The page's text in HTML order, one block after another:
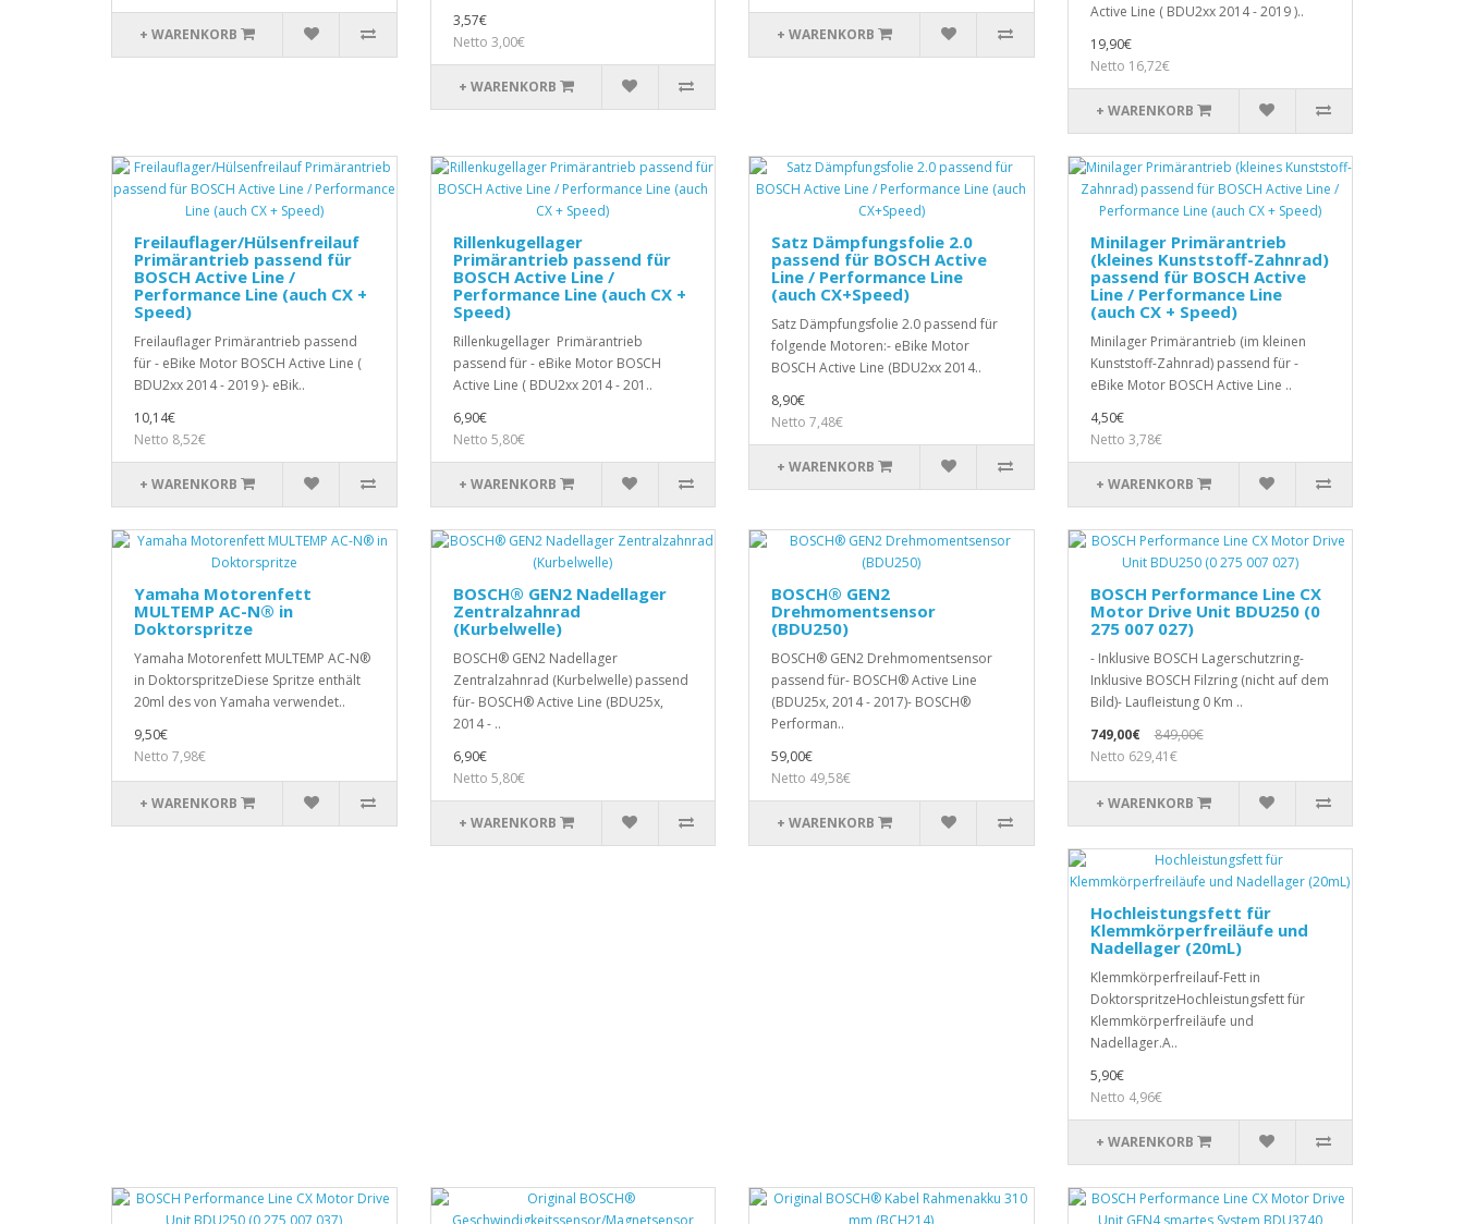
+ WARENKORB
3,57€
Netto 3,00€
+ WARENKORB
+ WARENKORB
Active Line ( BDU2xx 2014 - 2019 )..
19,90€
Netto 16,72€
+ WARENKORB
Freilauflager/Hülsenfreilauf
Primärantrieb passend für
BOSCH Active Line /
Performance Line (auch CX +
Speed)
Freilauflager Primärantrieb passend
für - eBike Motor BOSCH Active Line (
BDU2xx 2014 - 2019 )- eBik..
10,14€
Netto 8,52€
+ WARENKORB
Rillenkugellager
Primärantrieb passend für
BOSCH Active Line /
Performance Line (auch CX +
Speed)
Rillenkugellager Primärantrieb
passend für - eBike Motor BOSCH
Active Line ( BDU2xx 2014 - 201..
6,90€
Netto 5,80€
+ WARENKORB
Satz Dämpfungsfolie 2.0
passend für BOSCH Active
Line / Performance Line
(auch CX+Speed)
Satz Dämpfungsfolie 2.0 passend für
folgende Motoren:- eBike Motor
BOSCH Active Line (BDU2xx 2014..
8,90€
Netto 7,48€
+ WARENKORB
Minilager Primärantrieb
(kleines Kunststoff-Zahnrad)
passend für BOSCH Active
Line / Performance Line
(auch CX + Speed)
Minilager Primärantrieb (im kleinen
Kunststoff-Zahnrad) passend für -
eBike Motor BOSCH Active Line ..
4,50€
Netto 3,78€
+ WARENKORB
Yamaha Motorenfett
MULTEMP AC-N® in
Doktorspritze
Yamaha Motorenfett MULTEMP AC-N®
in DoktorspritzeDiese Spritze enthält
20ml des von Yamaha verwendet..
9,50€
Netto 7,98€
+ WARENKORB
BOSCH® GEN2 Nadellager
Zentralzahnrad
(Kurbelwelle)
BOSCH® GEN2 Nadellager
Zentralzahnrad (Kurbelwelle) passend
für- BOSCH® Active Line (BDU25x,
2014 - ..
6,90€
Netto 5,80€
+ WARENKORB
BOSCH® GEN2
Drehmomentsensor
(BDU250)
BOSCH® GEN2 Drehmomentsensor
passend für- BOSCH® Active Line
(BDU25x, 2014 - 2017)- BOSCH®
Performan..
59,00€
Netto 49,58€
+ WARENKORB
BOSCH Performance Line CX
Motor Drive Unit BDU250 (0
275 007 027)
- Inklusive BOSCH Lagerschutzring-
Inklusive BOSCH Filzring (nicht auf dem
Bild)- Laufleistung 0 Km ..
749,00€
849,00€
Netto 629,41€
+ WARENKORB
Hochleistungsfett für
Klemmkörperfreiläufe und
Nadellager (20mL)
Klemmkörperfreilauf-Fett in
DoktorspritzeHochleistungsfett für
Klemmkörperfreiläufe und
Nadellager.A..
5,90€
Netto 4,96€
+ WARENKORB